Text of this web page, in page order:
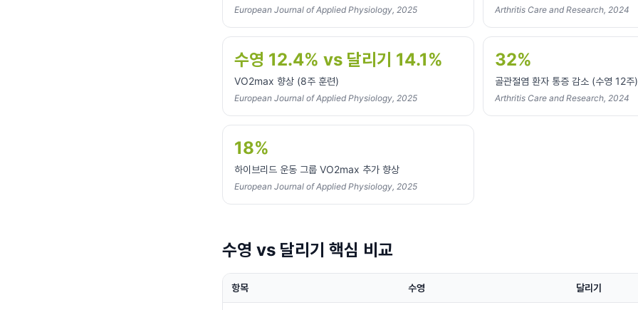
European Journal of Applied Physiology, 2025 Arthritis Care and Research, 2024
수영 12.4% vs 달리기 14.1%
VO2max 향상 (8주 훈련)
European Journal of Applied Physiology, 2025
32%
골관절염 환자 통증 감소 (수영 12주)
Arthritis Care and Research, 2024
18%
하이브리드 운동 그룹 VO2max 추가 향상
European Journal of Applied Physiology, 2025
수영 vs 달리기 핵심 비교
항목 수영 달리기